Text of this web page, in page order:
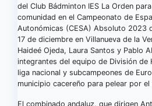
del Club Bádminton IES La Orden
comunidad en el Campeonato de
Autonómicas (CESA) Absoluto 2023
17 de diciembre en Villanueva de la
Haideé Ojeda, Laura Santos y Pablo
integrantes del equipo de División de
liga nacional y subcampeones de
municipio cacereño para pelear por
El combinado andaluz, que dirigen